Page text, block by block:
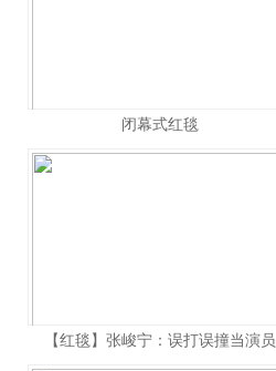
闭幕式红毯
【红毯】张峻宁：误打误撞当演员